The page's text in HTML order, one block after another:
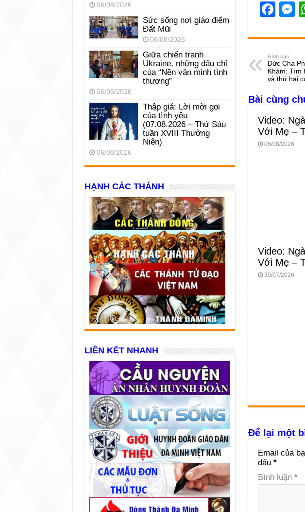
F
c
e
b
o
o
k
n
g
Hình sau
Đức Cha
Khảm: Tìm
và thứ hai
Bài cùng
Video:
Với Mẹ –
06/08/2026
Video:
Với Mẹ –
30/07/2026
Để lại một
Email của
dấu *
Bình luận *
06/08/2026
Sức sống nơi giáo điểm
Đất Mũi
06/08/2026
Giữa chiến tranh
Ukraine, những dấu chỉ
của “Nền văn minh tình
thương”
06/08/2026
Thập giá: Lời mời gọi
của tình yêu
(07.08.2026 – Thứ Sáu
tuần XVIII Thường
Niên)
06/08/2026
HẠNH CÁC THÁNH
LIÊN KẾT NHANH